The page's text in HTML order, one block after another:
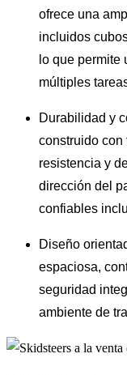
ofrece una
incluidos
lo que permite
múltiples
Durabilidad y
construido con
resistencia y
dirección del
confiables
Diseño
espaciosa,
seguridad
ambiente de